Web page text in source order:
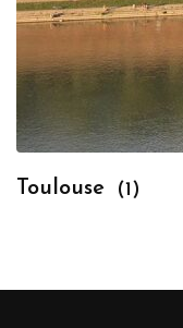
Toulouse (1)